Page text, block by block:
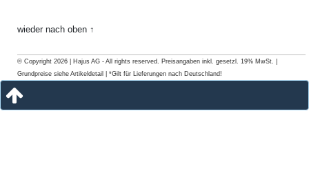
wieder nach oben ↑
© Copyright 2026 | Hajus AG - All rights reserved. Preisangaben inkl. gesetzl. 19% MwSt. |
Grundpreise siehe Artikeldetail | *Gilt für Lieferungen nach Deutschland!